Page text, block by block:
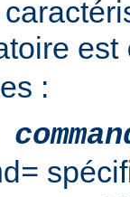
est
: